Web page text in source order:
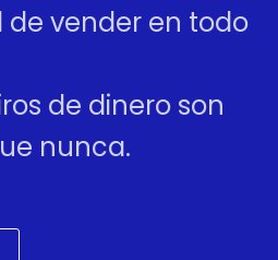
de vender en todo
de dinero son
nunca.